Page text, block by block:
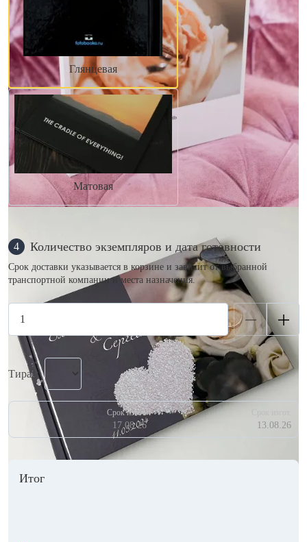
Глянцевая
Матовая
4 Количество экземпляров и дата готовности
Срок доставки указывается в корзине и зависит от выбранной
транспортной компании и места назначения.
Тираж
Срок изгот.
17.08.26 13.08.26
Итог